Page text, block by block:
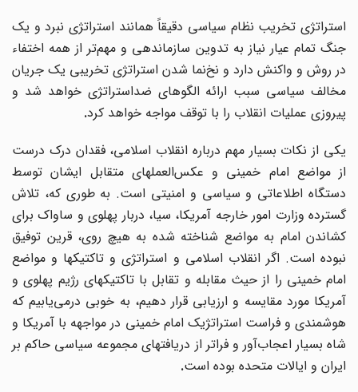
استراتژی تخریب نظام سیاسی دقیقاً همانند استراتژی نبرد و یک
جنگ تمام عیار نیاز به تدوین سازماندهی و مهمتر از همه اختفاء
در روش و واکنش دارد و نخ‌نما شدن استراتژی تخریبی یک جریان
مخالف سیاسی سبب ارائه الگوهای ضداستراتژی خواهد شد و
پیروزی عملیات انقلاب را با توقف مواجه خواهد کرد.
یکی از نکات بسیار مهم درباره انقلاب اسلامی، فقدان درک درست
از مواضع امام خمینی و عکس‌العملهای متقابل ایشان توسط
دستگاه اطلاعاتی و سیاسی و امنیتی است. به طوری که، تلاش
گسترده وزارت امور خارجه آمریکا، سیا، دربار پهلوی و ساواک برای
کشاندن امام به مواضع شناخته شده به هیچ روی، قرین توفیق
نبوده است. اگر انقلاب اسلامی و استراتژی و تاکتیکها و مواضع
امام خمینی را از حیث مقابله و تقابل با تاکتیکهای رژیم پهلوی و
آمریکا مورد مقایسه و ارزیابی قرار دهیم، به خوبی درمی‌یابیم که
هوشمندی و فراست استراتژیک امام خمینی در مواجهه با آمریکا و
شاه بسیار اعجاب‌آور و فراتر از دریافتهای مجموعه سیاسی حاکم بر
ایران و ایالات متحده بوده است.